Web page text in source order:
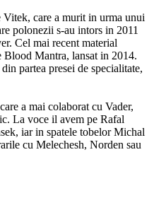
care a murit in urma unui
polonezii s-au intors in 2011
Cel mai recent material
Blood Mantra, lansat in 2014.
partea presei de specialitate,
a mai colaborat cu Vader,
La voce il avem pe Rafal
iar in spatele tobelor Michal
cu Melechesh, Norden sau